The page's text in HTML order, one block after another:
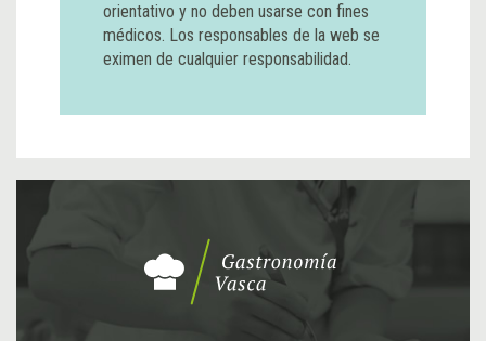
orientativo y no deben usarse con fines
médicos. Los responsables de la web se
eximen de cualquier responsabilidad.